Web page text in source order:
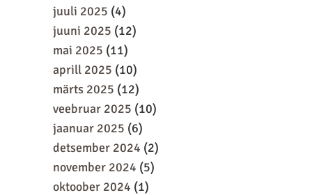
juuli 2025 (4)
juuni 2025 (12)
mai 2025 (11)
aprill 2025 (10)
märts 2025 (12)
veebruar 2025 (10)
jaanuar 2025 (6)
detsember 2024 (2)
november 2024 (5)
oktoober 2024 (1)